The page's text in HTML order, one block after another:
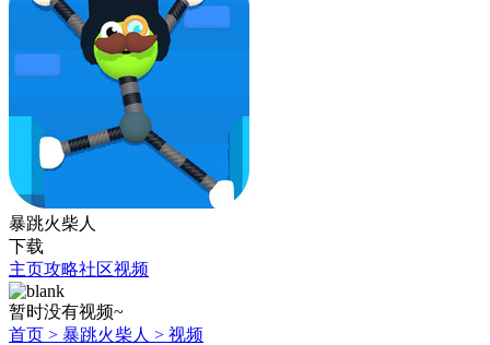
暴跳火柴人
下载
主页攻略社区视频
暂时没有视频~
首页 > 暴跳火柴人 > 视频